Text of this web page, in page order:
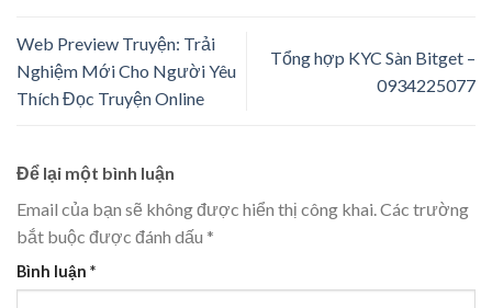
Web Preview Truyện: Trải
Nghiệm Mới Cho Người Yêu
Thích Đọc Truyện Online
Tổng hợp KYC Sàn Bitget –
0934225077
Để lại một bình luận
Email của bạn sẽ không được hiển thị công khai. Các trường
bắt buộc được đánh dấu *
Bình luận *